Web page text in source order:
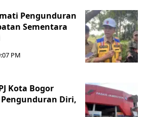
Pengunduran
Sementara
PM
Kota Bogor
Diri,